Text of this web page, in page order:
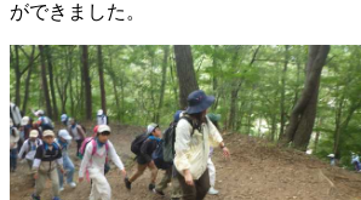
ができました。